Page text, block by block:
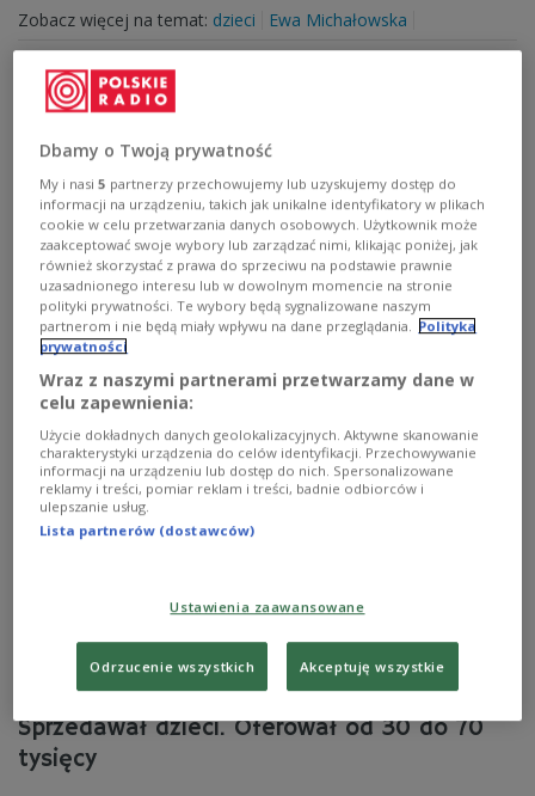
Zobacz więcej na temat: dzieci Ewa Michałowska
Szukam was, żeby powiedzieć...
Zobacz więcej na temat:
Magda Skawińska
Sprzedawał dzieci. Oferował od 30 do 70
tysięcy
Dbamy o Twoją prywatność
My i nasi5 partnerzy przechowujemy lub uzyskujemy dostęp do
informacji na urządzeniu, takich jak unikalne identyfikatory w plikach
cookie w celu przetwarzania danych osobowych. Użytkownik może
zaakceptować swoje wybory lub zarządzać nimi, klikając poniżej, jak
również skorzystać z prawa do sprzeciwu na podstawie prawnie
uzasadnionego interesu lub w dowolnym momencie na stronie
polityki prywatności. Te wybory będą sygnalizowane naszym
partnerom i nie będą miały wpływu na dane przeglądania. Polityka
prywatności
Wraz z naszymi partnerami przetwarzamy dane w
celu zapewnienia:
Użycie dokładnych danych geolokalizacyjnych. Aktywne skanowanie
charakterystyki urządzenia do celów identyfikacji. Przechowywanie
informacji na urządzeniu lub dostęp do nich. Spersonalizowane
reklamy i treści, pomiar reklam i treści, badnie odbiorców i
ulepszanie usług.
Lista partnerów (dostawców)
Ustawienia zaawansowane
Odrzucenie wszystkich Akceptuję wszystkie